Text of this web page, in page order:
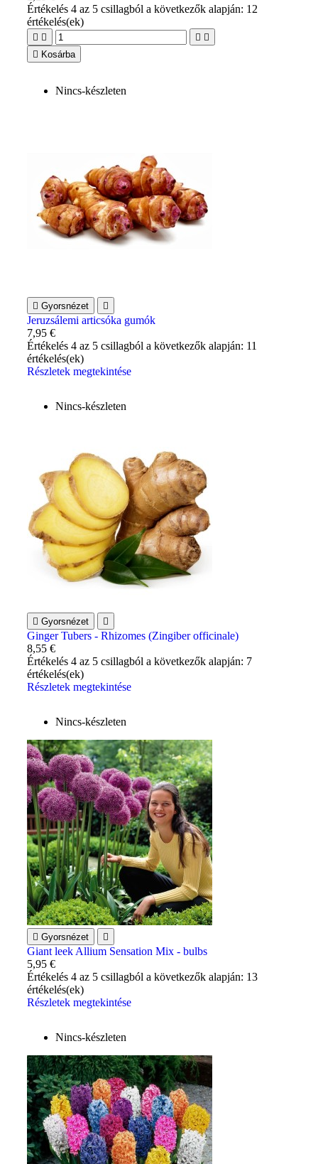
Értékelés4 az 5 csillagból a következők alapján: 12
értékelés(ek)
   
 Kosárba
Nincs-készleten
 Gyorsnézet 
Jeruzsálemi articsóka gumók
7,95 €
Értékelés4 az 5 csillagból a következők alapján: 11
értékelés(ek)
Részletek megtekintése
Nincs-készleten
 Gyorsnézet 
Ginger Tubers - Rhizomes (Zingiber officinale)
8,55 €
Értékelés4 az 5 csillagból a következők alapján: 7
értékelés(ek)
Részletek megtekintése
Nincs-készleten
 Gyorsnézet 
Giant leek Allium Sensation Mix - bulbs
5,95 €
Értékelés4 az 5 csillagból a következők alapján: 13
értékelés(ek)
Részletek megtekintése
Nincs-készleten